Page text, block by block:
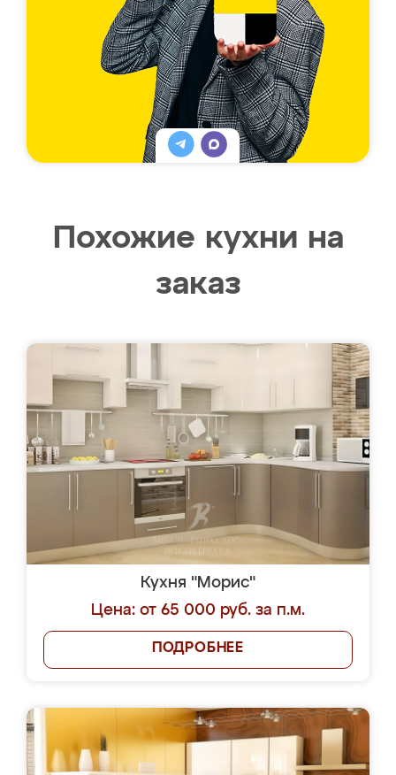
Похожие кухни на
заказ
Кухня "Морис"
Цена: от 65 000 руб. за п.м.
ПОДРОБНЕЕ